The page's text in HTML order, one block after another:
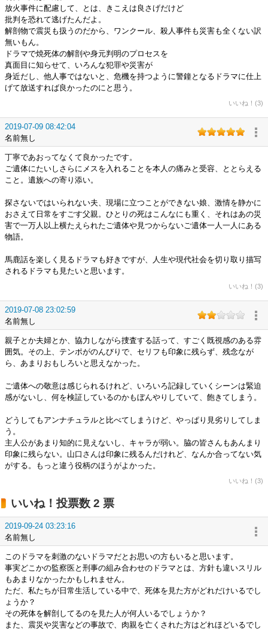
放火事件に配慮して、とは、きこえは良さげだけど
批判を恐れて逃げたんだよ。
解剖物で震災も扱うのだから、ワンクール、殺人事件も災害も全くない訳
無いもん。
ドラマで焼死体の解剖や身元判明のプロセスを
真面目に知らせて、いろんな犯罪や災害が
身近だし、他人事ではないと、危機を持つように警鐘となるドラマに仕上
げて放送すれば良かったのにと思う。
いいね！(3)
2019-07-09 08:42:04
名前無し
丁寧であおってなくて良かったです。
ご遺体にたいしさらにメスを入れることを本人の痛みと受容、ととらえる
こと。遺族への寄り添い。
探さないではいられない夫、現場に立つことができない娘、激情を静かに
おさえて日常をすごす父親。ひとりの死はこんなにも重く、それはあの災
害で一万人以上横たえられたご遺体や見つからないご遺体一人一人にある
物語。
馬鹿話を楽しく見るドラマも好きですが、人生や現代社会を切り取り描写
されるドラマも見たいと思います。
いいね！(3)
2019-07-08 23:02:59
名前無し
親子とか夫婦とか、協力しながら捜査する話って、すごく既視感のある雰
囲気。その上、テンポがのんびりで、セリフも印象に残らず、残念なが
ら、あまりおもしろいと思えなかった。
ご遺体への敬意は感じられるけれど、いろいろ記録していくシーンは緊迫
感がないし、何を検証しているのかもぼんやりしていて、飽きてしまう。
どうしてもアンナチュラルと比べてしまうけど、やっぱり見劣りしてしま
う。
主人公があまり知的に見えないし、キャラが弱い。脇の皆さんもあんまり
印象に残らない。山口さんは印象に残るんだけれど、なんか合ってない気
がする。もっと違う役柄のほうがよかった。
いいね！(3)
いいね！投票数 2 票
2019-09-24 03:23:16
名前無し
このドラマを刺激のないドラマだとお思いの方もいると思います。
事実どこかの監察医と刑事の組み合わせのドラマとは、方針も違いスリル
もあまりなかったかもしれません。
ただ、私たちが日常生活している中で、死体を見た方がどれだけいるでし
ょうか？
その死体を解剖してるのを見た人が何人いるでしょうか？
また、震災や災害などの事故で、肉親を亡くされた方はどれほどいるでし